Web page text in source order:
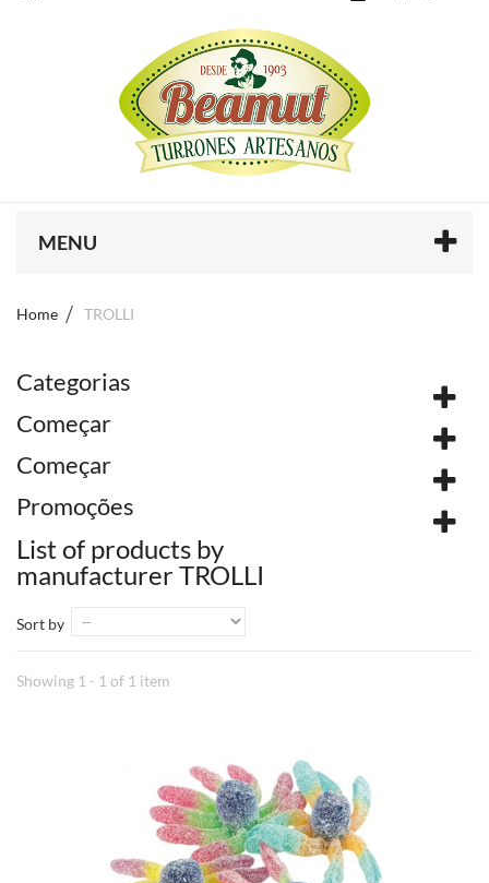
MENU
Home TROLLI
Categorias
Começar
Começar
Promoções
List of products by
manufacturer TROLLI
Sort by
Showing 1 - 1 of 1 item